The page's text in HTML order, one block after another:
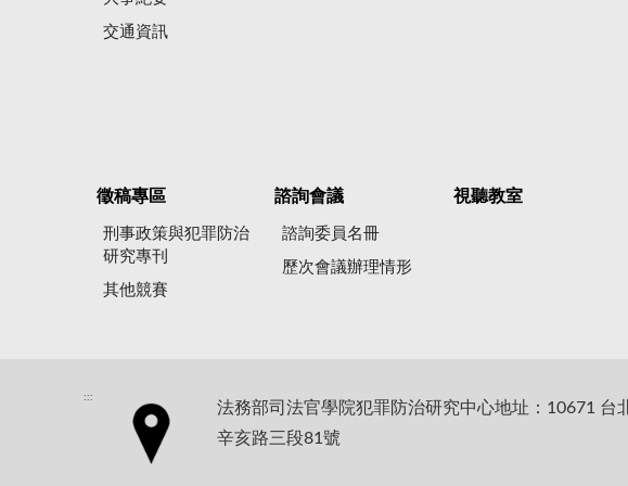
交通資訊
徵稿專區
刑事政策與犯罪防治
研究專刊
其他競賽
諮詢會議
諮詢委員名冊
歷次會議辦理情形
視聽教室
:::
法務部司法官學院犯罪防治研究中心地址：10671 台
辛亥路三段81號